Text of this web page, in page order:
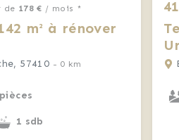
de 178 € / mois *
m² à rénover
57410 - 0 km
1 sdb